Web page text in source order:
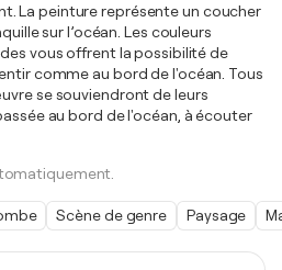
La peinture représente un coucher
sur l’océan. Les couleurs
vous offrent la possibilité de
comme au bord de l'océan. Tous
se souviendront de leurs
au bord de l'océan, à écouter
Scène de genre Paysage